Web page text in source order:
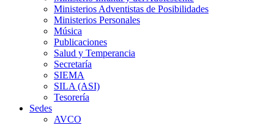
Ministerios Adventistas de Posibilidades
Ministerios Personales
Música
Publicaciones
Salud y Temperancia
Secretaría
SIEMA
SILA (ASI)
Tesorería
Sedes
AVCO